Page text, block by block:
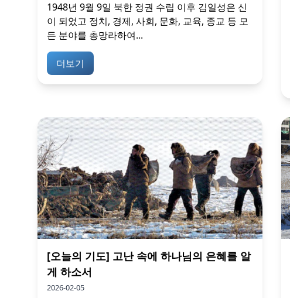
1948년 9월 9일 북한 정권 수립 이후 김일성은 신
이 되었고 정치, 경제, 사회, 문화, 교육, 종교 등 모
든 분야를 총망라하여...
더보기
[오늘의 기도] 고난 속에 하나님의 은혜를 알
게 하소서
2026-02-05